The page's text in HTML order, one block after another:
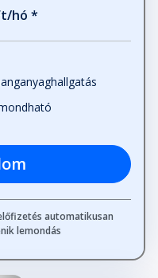
hó *
automatikusan
lemondás